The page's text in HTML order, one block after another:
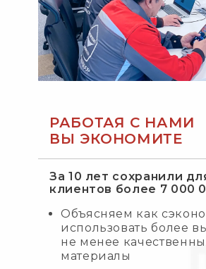
РАБОТАЯ С НАМИ
ВЫ ЭКОНОМИТЕ
За 10 лет сохранили
клиентов более 7 000
Объясняем как
использовать более
не менее
материалы